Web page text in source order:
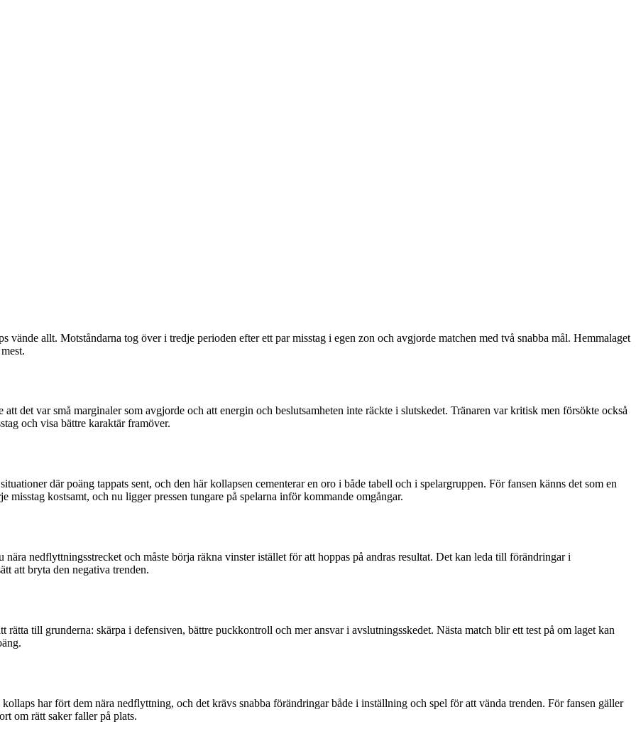
vände allt. Motståndarna tog över i tredje perioden efter ett par misstag i egen zon och avgjorde matchen med två snabba mål. Hemmalaget
det var små marginaler som avgjorde och att energin och beslutsamheten inte räckte i slutskedet. Tränaren var kritisk men försökte också
och visa bättre karaktär framöver.
där poäng tappats sent, och den här kollapsen cementerar en oro i både tabell och i spelargruppen. För fansen känns det som en
kostsamt, och nu ligger pressen tungare på spelarna inför kommande omgångar.
nedflyttningsstrecket och måste börja räkna vinster istället för att hoppas på andras resultat. Det kan leda till förändringar i
att bryta den negativa trenden.
rätta till grunderna: skärpa i defensiven, bättre puckkontroll och mer ansvar i avslutningsskedet. Nästa match blir ett test på om laget kan
har fört dem nära nedflyttning, och det krävs snabba förändringar både i inställning och spel för att vända trenden. För fansen gäller
om rätt saker faller på plats.